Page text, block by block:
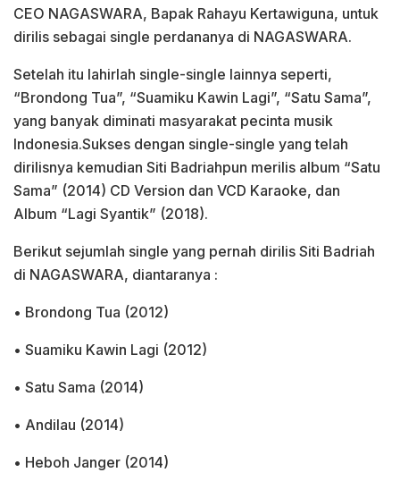
CEO NAGASWARA, Bapak Rahayu Kertawiguna, untuk
dirilis sebagai single perdananya di NAGASWARA.
Setelah itu lahirlah single-single lainnya seperti,
“Brondong Tua”, “Suamiku Kawin Lagi”, “Satu Sama”,
yang banyak diminati masyarakat pecinta musik
Indonesia.Sukses dengan single-single yang telah
dirilisnya kemudian Siti Badriahpun merilis album “Satu
Sama” (2014) CD Version dan VCD Karaoke, dan
Album “Lagi Syantik” (2018).
Berikut sejumlah single yang pernah dirilis Siti Badriah
di NAGASWARA, diantaranya :
• Brondong Tua (2012)
• Suamiku Kawin Lagi (2012)
• Satu Sama (2014)
• Andilau (2014)
• Heboh Janger (2014)